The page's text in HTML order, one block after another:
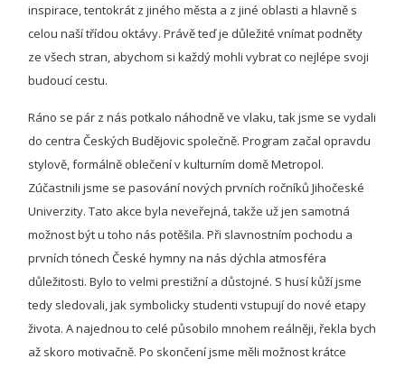
inspirace, tentokrát z jiného města a z jiné oblasti a hlavně s
celou naší třídou oktávy. Právě teď je důležité vnímat podněty
ze všech stran, abychom si každý mohli vybrat co nejlépe svoji
budoucí cestu.
Ráno se pár z nás potkalo náhodně ve vlaku, tak jsme se vydali
do centra Českých Budějovic společně. Program začal opravdu
stylově, formálně oblečení v kulturním domě Metropol.
Zúčastnili jsme se pasování nových prvních ročníků Jihočeské
Univerzity. Tato akce byla neveřejná, takže už jen samotná
možnost být u toho nás potěšila. Při slavnostním pochodu a
prvních tónech České hymny na nás dýchla atmosféra
důležitosti. Bylo to velmi prestižní a důstojné. S husí kůží jsme
tedy sledovali, jak symbolicky studenti vstupují do nové etapy
života. A najednou to celé působilo mnohem reálněji, řekla bych
až skoro motivačně. Po skončení jsme měli možnost krátce